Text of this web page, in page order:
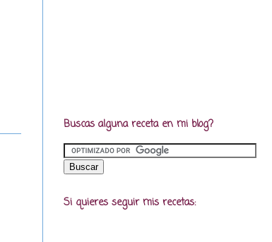
Buscas alguna receta en mi blog?
Si quieres seguir mis recetas: